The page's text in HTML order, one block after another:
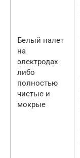
Белый налет
на
электродах
либо
полностью
чистые и
мокрые